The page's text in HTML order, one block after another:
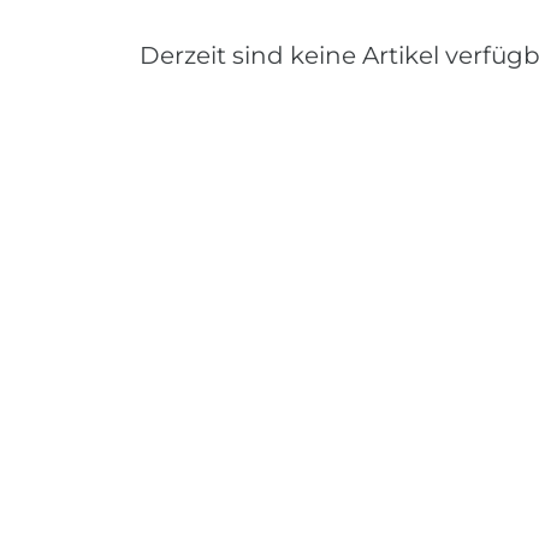
Derzeit sind keine Artikel